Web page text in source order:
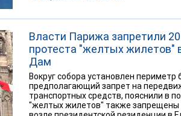
Власти Парижа запретили
протеста "желтых жилетов"
Дам
Вокруг собора установлен периметр
предполагающий запрет на
транспортных средств, пояснили в
"желтых жилетов" также запрещены